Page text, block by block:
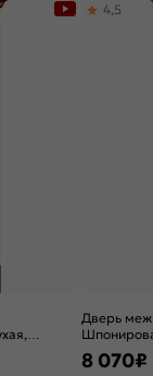
Дверь
скиновая
4,5
8 070₽